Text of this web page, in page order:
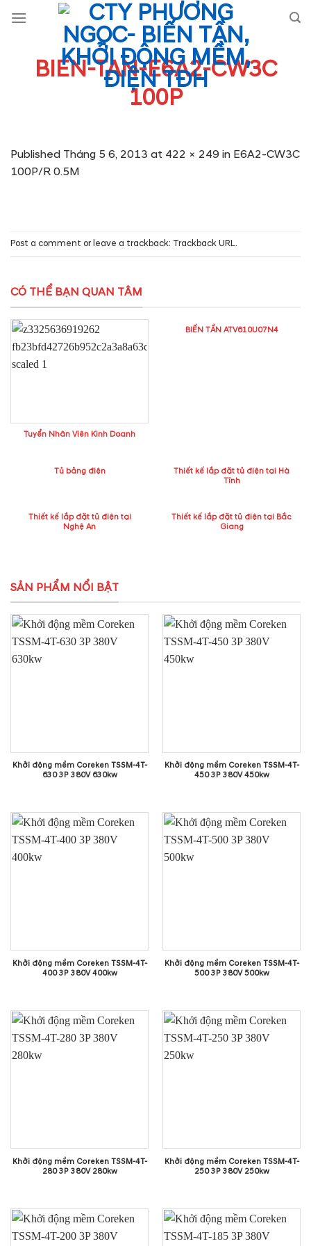
BIEN-TAN-E6A2-CW3C
100P
Published Tháng 5 6, 2013 at 422 × 249 in E6A2-CW3C
100P/R 0.5M
Post a comment or leave a trackback: Trackback URL.
CÓ THỂ BẠN QUAN TÂM
Tuyển Nhân Viên Kinh Doanh
BIẾN TẦN ATV610U07N4
Tủ bảng điện
Thiết kế lắp đặt tủ điện tại Hà
Tĩnh
Thiết kế lắp đặt tủ điện tại
Nghệ An
Thiết kế lắp đặt tủ điện tại Bắc
Giang
SẢN PHẨM NỔI BẬT
Khởi động mềm Coreken TSSM-4T-
630 3P 380V 630kw
Khởi động mềm Coreken TSSM-4T-
450 3P 380V 450kw
Khởi động mềm Coreken TSSM-4T-
400 3P 380V 400kw
Khởi động mềm Coreken TSSM-4T-
500 3P 380V 500kw
Khởi động mềm Coreken TSSM-4T-
280 3P 380V 280kw
Khởi động mềm Coreken TSSM-4T-
250 3P 380V 250kw